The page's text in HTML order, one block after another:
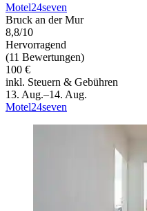
Motel24seven
Bruck an der Mur
8,8/10
Hervorragend
(11 Bewertungen)
100 €
inkl. Steuern & Gebühren
13. Aug.–14. Aug.
Motel24seven